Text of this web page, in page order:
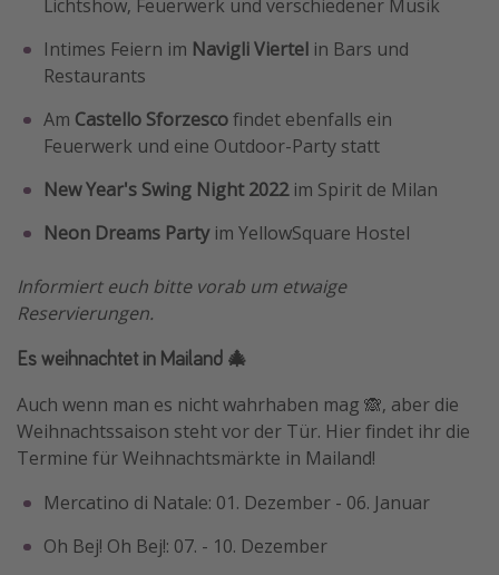
Lichtshow, Feuerwerk und verschiedener Musik
Intimes Feiern im Navigli Viertel in Bars und
Restaurants
Am Castello Sforzescofindet ebenfalls ein
Feuerwerk und eine Outdoor-Party statt
New Year's Swing Night 2022 im Spirit de Milan
Neon Dreams Party im YellowSquare Hostel
Informiert euch bitte vorab um etwaige
Reservierungen.
Es weihnachtet in Mailand 🎄
Auch wenn man es nicht wahrhaben mag 🙈, aber die
Weihnachtssaison steht vor der Tür. Hier findet ihr die
Termine für Weihnachtsmärkte in Mailand!
Mercatino di Natale: 01. Dezember - 06. Januar
Oh Bej! Oh Bej!: 07. - 10. Dezember